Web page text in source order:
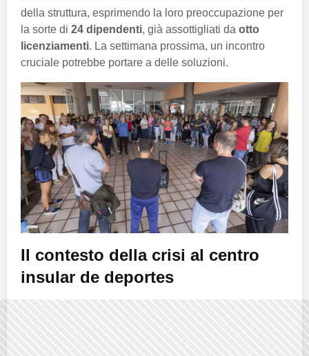
della struttura, esprimendo la loro preoccupazione per
la sorte di 24 dipendenti, già assottigliati da otto
licenziamenti. La settimana prossima, un incontro
cruciale potrebbe portare a delle soluzioni.
Il contesto della crisi al centro
insular de deportes